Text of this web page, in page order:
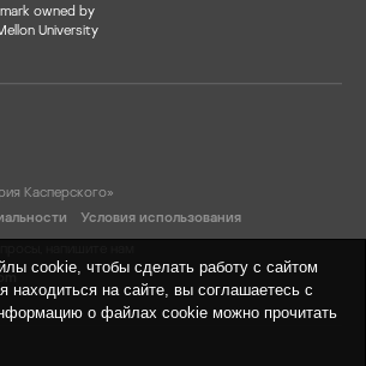
owned by
University
Касперского»
Условия использования
cookie, чтобы сделать работу с сайтом
находиться на сайте, вы соглашаетесь с
о файлах cookie можно прочитать